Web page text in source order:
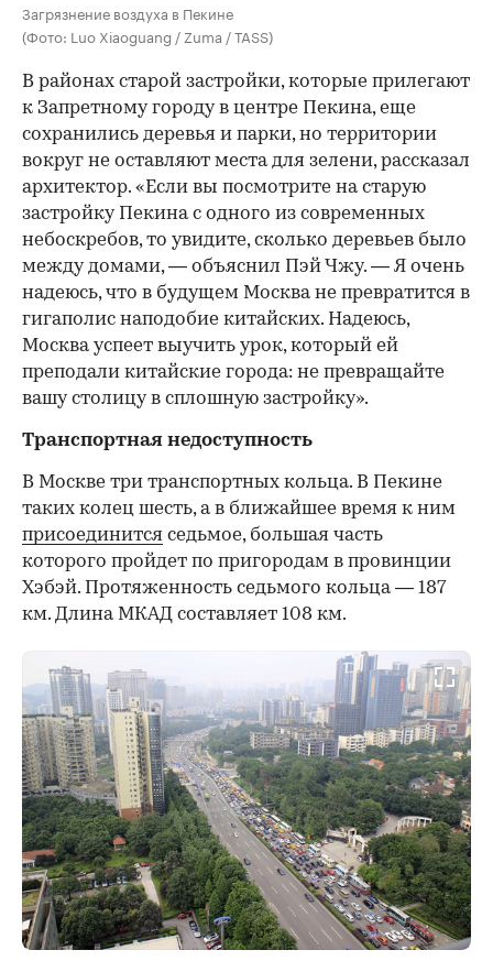
Загрязнение воздуха в Пекине
(Фото: Luo Xiaoguang / Zuma / TASS)
В районах старой застройки, которые прилегают
к Запретному городу в центре Пекина, еще
сохранились деревья и парки, но территории
вокруг не оставляют места для зелени, рассказал
архитектор. «Если вы посмотрите на старую
застройку Пекина с одного из современных
небоскребов, то увидите, сколько деревьев было
между домами, — объяснил Пэй Чжу. — Я очень
надеюсь, что в будущем Москва не превратится в
гигаполис наподобие китайских. Надеюсь,
Москва успеет выучить урок, который ей
преподали китайские города: не превращайте
вашу столицу в сплошную застройку».
Транспортная недоступность
В Москве три транспортных кольца. В Пекине
таких колец шесть, а в ближайшее время к ним
присоединится седьмое, большая часть
которого пройдет по пригородам в провинции
Хэбэй. Протяженность седьмого кольца — 187
км. Длина МКАД составляет 108 км.